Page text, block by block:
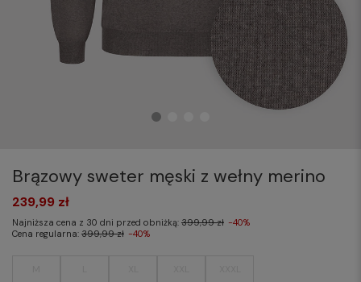
Brązowy sweter męski z wełny merino
239,99 zł
Najniższa cena z 30 dni przed obniżką: 399,99 zł -40%
Cena regularna: 399,99 zł -40%